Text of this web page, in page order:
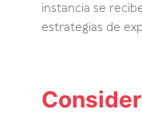
instancia se
estrategias de